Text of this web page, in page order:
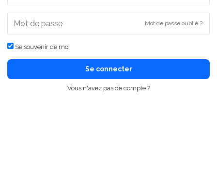
Mot de passe oublié ?
Se souvenir de moi
Se connecter
Vous n'avez pas de compte ?